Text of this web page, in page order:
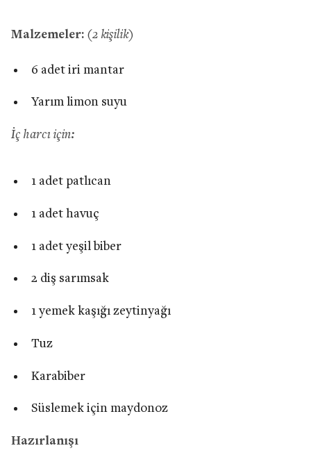
Malzemeler: (2 kişilik)
6 adet iri mantar
Yarım limon suyu
İç harcı için:
1 adet patlıcan
1 adet havuç
1 adet yeşil biber
2 diş sarımsak
1 yemek kaşığı zeytinyağı
Tuz
Karabiber
Süslemek için maydonoz
Hazırlanışı